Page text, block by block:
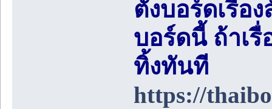
ตั้งบอร์ดเรื่อ
บอร์ดนี้ ถ้าเ
ทิ้งทันที
https://